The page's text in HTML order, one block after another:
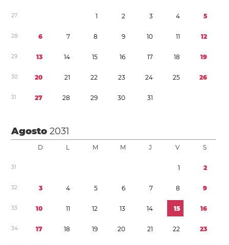
27 1 2 3 4 5
28 6 7 8 9 10 11 12
29 13 14 15 16 17 18 19
30 20 21 22 23 24 25 26
31 27 28 29 30 31
Agosto2031
D L M M J V S
31 1 2
32 3 4 5 6 7 8 9
33 10 11 12 13 14 15 16
34 17 18 19 20 21 22 23